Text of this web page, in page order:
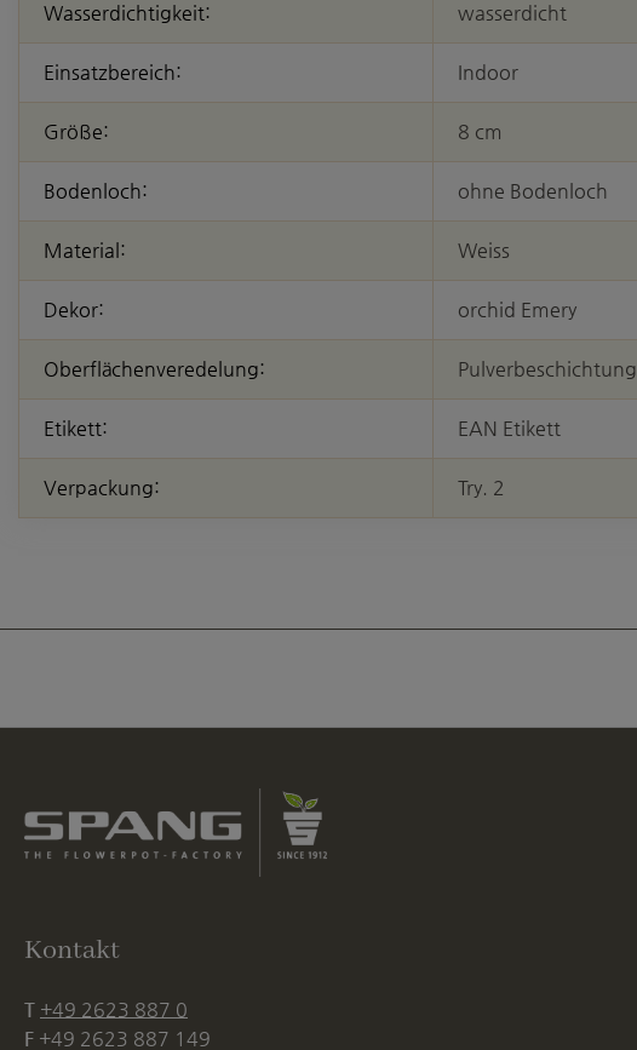
Wasserdichtigkeit: wasserdicht
Einsatzbereich: Indoor
Größe: 8 cm
Bodenloch: ohne Bodenloch
Material: Weiss
Dekor: orchid Emery
Oberflächenveredelung: Pulverbeschichtung
Etikett: EAN Etikett
Verpackung: Try. 2
Kontakt
T +49 2623 887 0
F +49 2623 887 149